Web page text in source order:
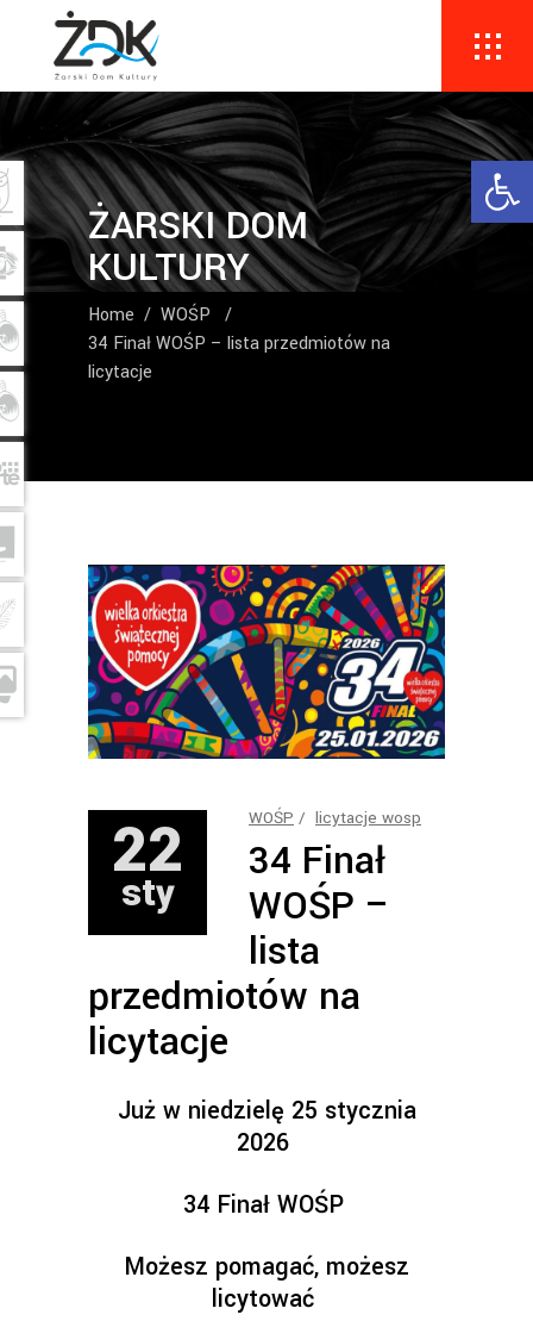
ŻARSKI DOM
KULTURY
Home / WOŚP
/
34 Finał WOŚP – lista przedmiotów na
licytacje
22
sty
WOŚP licytacje wosp
34 Finał
WOŚP –
lista
przedmiotów na
licytacje
Już w niedzielę 25 stycznia
2026
34 Finał WOŚP
Możesz pomagać, możesz
licytować